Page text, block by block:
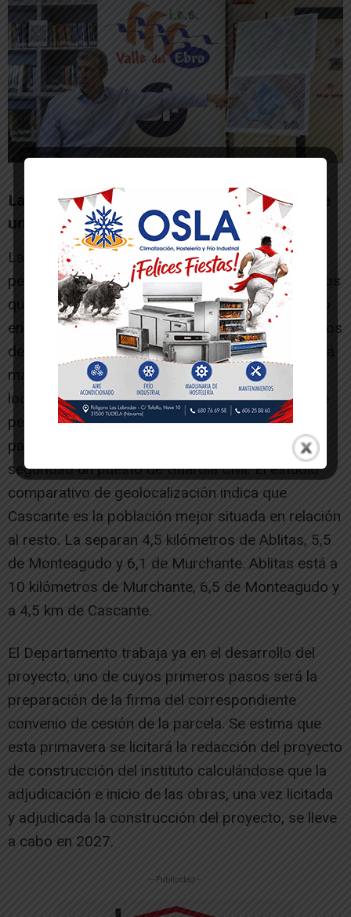
La elección de Cascante evita el traslado de
un centenar de estudiantes
La ubicación del nuevo instituto en Cascante
permitirá trasladar a diario cien estudiantes menos
que si se hubiera optado por construir el instituto
en Ablitas. Ambas localidades disponen de centros
de salud en Atención Primaria pero Cascante está
más próximo al Hospital de Tudela. Ambas
localidades disponen de helipuerto/helisuperficie
pero el de Cascante se ubica más próximo a la
parcela y Cascante dispone como dotación de
seguridad un puesto de Guardia Civil. El estudio
comparativo de geolocalización indica que
Cascante es la población mejor situada en relación
al resto. La separan 4,5 kilómetros de Ablitas, 5,5
de Monteagudo y 6,1 de Murchante. Ablitas está a
10 kilómetros de Murchante, 6,5 de Monteagudo y
a 4,5 km de Cascante.
El Departamento trabaja ya en el desarrollo del
proyecto, uno de cuyos primeros pasos será la
preparación de la firma del correspondiente
convenio de cesión de la parcela. Se estima que
esta primavera se licitará la redacción del proyecto
de construcción del instituto calculándose que la
adjudicación e inicio de las obras, una vez licitada
y adjudicada la construcción del proyecto, se lleve
a cabo en 2027.
-- Publicidad --